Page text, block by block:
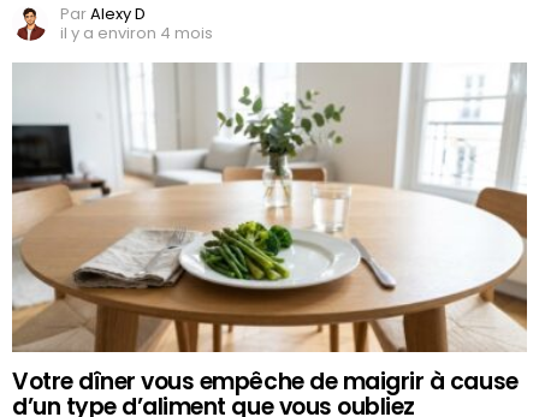
ParAlexy D
il y a environ 4 mois
Votre dîner vous empêche de maigrir à cause
d’un type d’aliment que vous oubliez